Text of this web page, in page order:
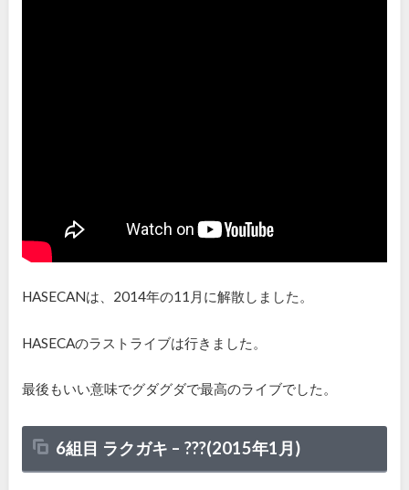
HASECANは、2014年の11月に解散しました。
HASECAのラストライブは行きました。
最後もいい意味でグダグダで最高のライブでした。
6組目 ラクガキ – ???(2015年1 月)